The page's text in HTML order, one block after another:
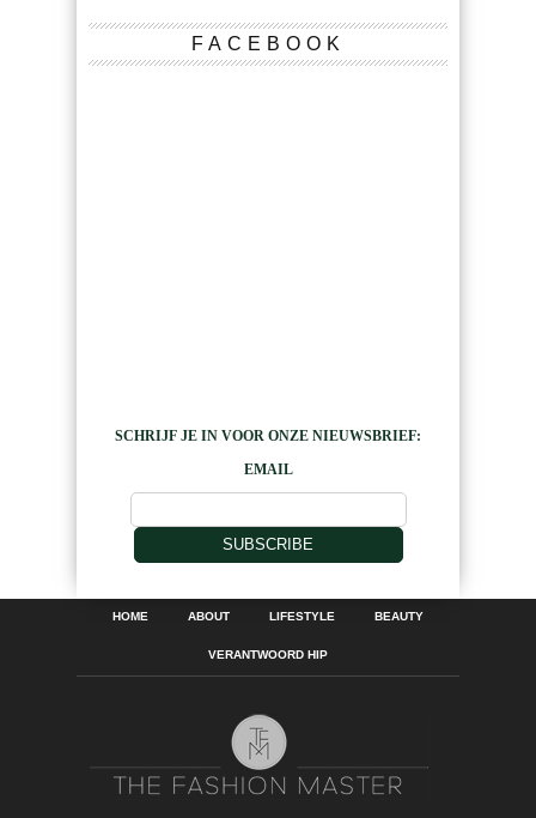
FACEBOOK
SCHRIJF JE IN VOOR ONZE NIEUWSBRIEF:
EMAIL
SUBSCRIBE
HOME ABOUT LIFESTYLE BEAUTY
VERANTWOORD HIP